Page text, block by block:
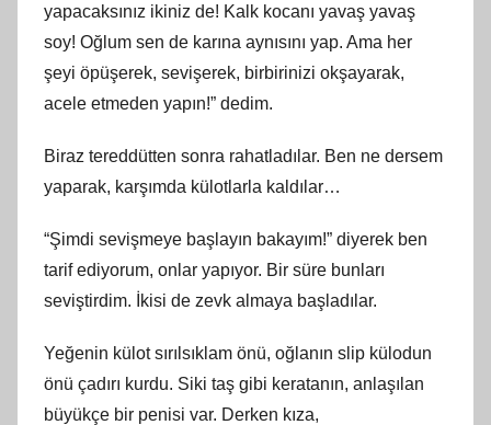
yapacaksınız ikiniz de! Kalk kocanı yavaş yavaş
soy! Oğlum sen de karına aynısını yap. Ama her
şeyi öpüşerek, sevişerek, birbirinizi okşayarak,
acele etmeden yapın!” dedim.
Biraz tereddütten sonra rahatladılar. Ben ne dersem
yaparak, karşımda külotlarla kaldılar…
“Şimdi sevişmeye başlayın bakayım!” diyerek ben
tarif ediyorum, onlar yapıyor. Bir süre bunları
seviştirdim. İkisi de zevk almaya başladılar.
Yeğenin külot sırılsıklam önü, oğlanın slip külodun
önü çadırı kurdu. Siki taş gibi keratanın, anlaşılan
büyükçe bir penisi var. Derken kıza,